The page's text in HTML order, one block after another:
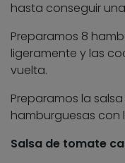
hasta conseguir
Preparamos 8
ligeramente y las
vuelta.
Preparamos la
hamburguesas con
Salsa de tomate